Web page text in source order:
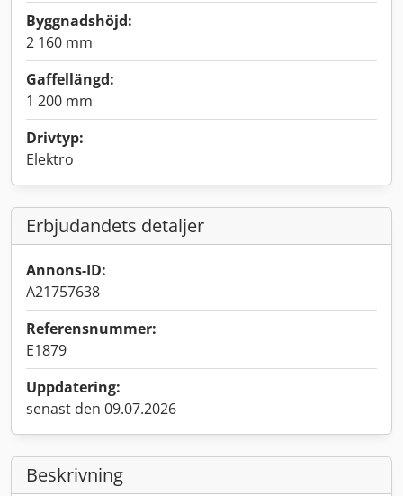
Byggnadshöjd:
2 160 mm
Gaffellängd:
1 200 mm
Drivtyp:
Elektro
Erbjudandets detaljer
Annons-ID:
A21757638
Referensnummer:
E1879
Uppdatering:
senast den 09.07.2026
Beskrivning